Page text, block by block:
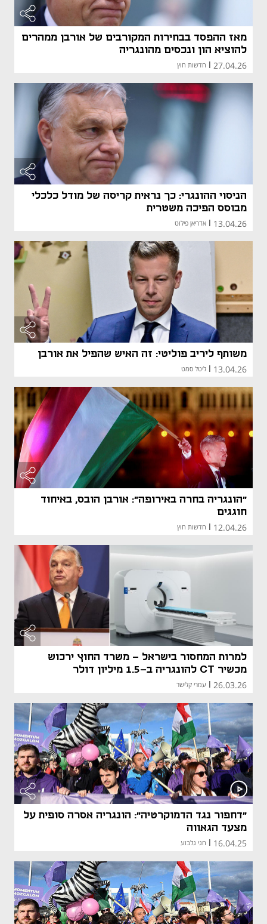
מאז ההפסד בבחירות המקורבים של אורבן ממהרים
להוציא הון ונכסים מהונגריה
27.04.26 חדשות חוץ
הניסוי ההונגרי: כך נראית קריסה של מודל כלכלי
מבוסס הפיכה משטרית
13.04.26 אדריאן פילוט
משותף ליריב פוליטי: זה האיש שהפיל את אורבן
13.04.26
| ליטל סמט
"הונגריה בחרה באירופה": אורבן הובס, באיחוד
חוגגים
12.04.26
| חדשות חוץ
למרות המחסור בישראל - משרד החוץ ירכוש
מכשיר CT להונגריה ב-1.5 מיליון דולר
26.03.26 עמרי קלישר
"דחפור נגד הדמוקרטיה": הונגריה אסרה סופית על
מצעד הגאווה
16.04.25 חגי גלבוע